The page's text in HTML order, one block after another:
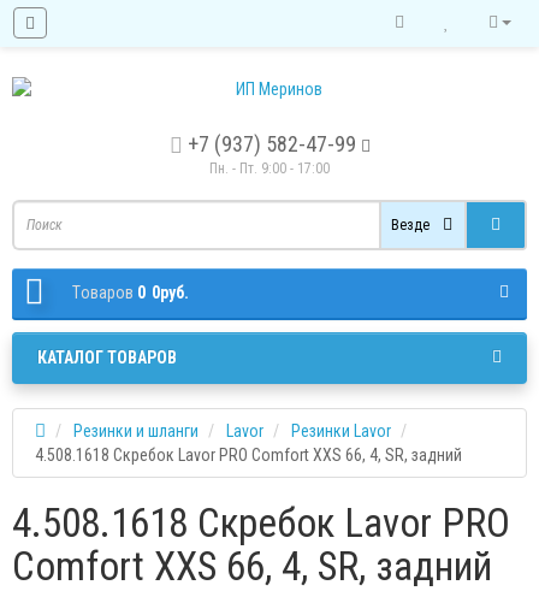
+7 (937) 582-47-99
Пн. - Пт. 9:00 - 17:00
Везде
Tоваров 0 0руб.
КАТАЛОГ ТОВАРОВ
Резинки и шланги Lavor
Резинки Lavor
4.508.1618 Скребок Lavor PRO Comfort XXS 66, 4, SR, задний
4.508.1618 Скребок Lavor PRO
Comfort XXS 66, 4, SR, задний